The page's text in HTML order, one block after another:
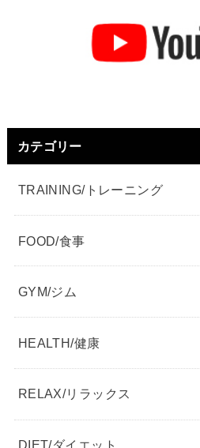
カテゴリー
TRAINING/トレーニング
FOOD/食事
GYM/ジム
HEALTH/健康
RELAX/リラックス